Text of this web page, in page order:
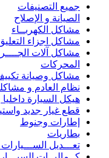
جميع التصنيفات
الصيانة و الإصلاح
مشاكل الكهربــاء
مشاكل اجزاء
مشاكل آلات الجــــر
المحركات
مشاكل وصيانة
نظام العادم و
هيكل السيارة داخليا
قطع غيار جديد
إطارات وجنوط
بطاريات
تعـــديل